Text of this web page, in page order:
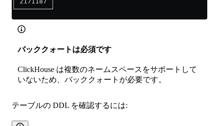
└─────────┘
バッククォートは必須です
ClickHouse は複数のネームスペースをサポートして
いないため、バッククォートが必要です。
テーブルの DDL を確認するには: